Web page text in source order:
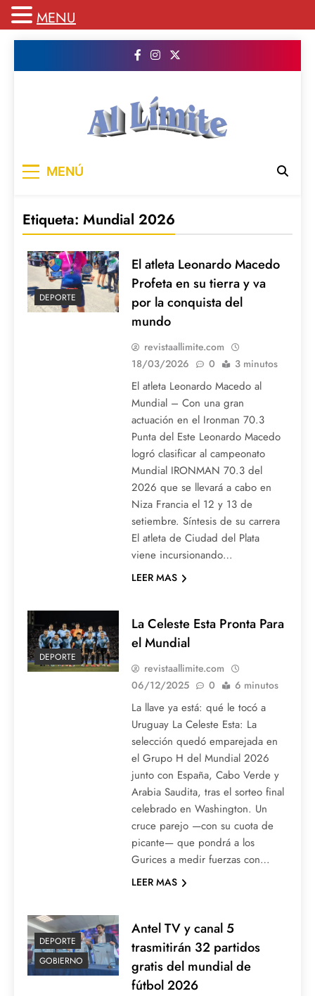
publicamos todo el contenido e informacion
MENÚ
Etiqueta: Mundial 2026
DEPORTE
El atleta Leonardo Macedo
Profeta en su tierra y va
por la conquista del
mundo
revistaallimite.com
18/03/2026
0 3 minutos
El atleta Leonardo Macedo al
Mundial – Con una gran
actuación en el Ironman 70.3
Punta del Este Leonardo Macedo
logró clasificar al campeonato
Mundial IRONMAN 70.3 del
2026 que se llevará a cabo en
Niza Francia el 12 y 13 de
setiembre. Síntesis de su carrera
El atleta de Ciudad del Plata
viene incursionando…
LEER MAS
DEPORTE
La Celeste Esta Pronta Para
el Mundial
revistaallimite.com
06/12/2025
0 6 minutos
La llave ya está: qué le tocó a
Uruguay La Celeste Esta: La
selección quedó emparejada en
el Grupo H del Mundial 2026
junto con España, Cabo Verde y
Arabia Saudita, tras el sorteo final
celebrado en Washington. Un
cruce parejo —con su cuota de
picante— que pondrá a los
Gurices a medir fuerzas con…
LEER MAS
DEPORTE
GOBIERNO
Antel TV y canal 5
trasmitirán 32 partidos
gratis del mundial de
fútbol 2026
MENU